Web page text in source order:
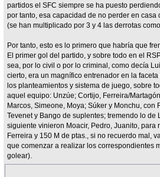
partidos el SFC siempre se ha puesto
por tanto, esa capacidad de no perder en casa
(se han multiplicado por 3 y 4 las derrotas
Por tanto, esto es lo primero que habría que
El primer gol del partido, y sobre todo en el
sea, por lo civil o por lo criminal, como decía
cierto, era un magnífico entrenador en la
los planteamientos y sistema de juego, sobre
aquel equipo: Unzúe; Cortijo, Ferreira/
Marcos, Simeone, Moya; Súker y Monchu, con
Tevenet y Bango de suplentes; tremendo lo de
siguiente vinieron Moacir, Pedro, Juanito, para
Ferreira y 150 M de ptas., si no recuerdo mal,
que comenzar a realizar los correspondientes
golear).